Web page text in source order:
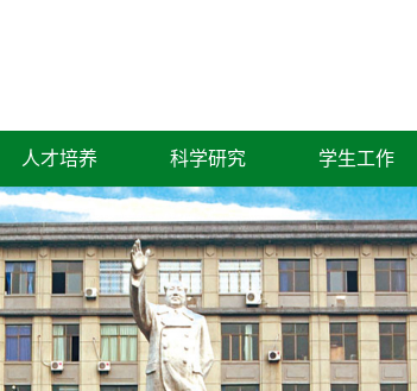
人才培养 科学研究 学生工作